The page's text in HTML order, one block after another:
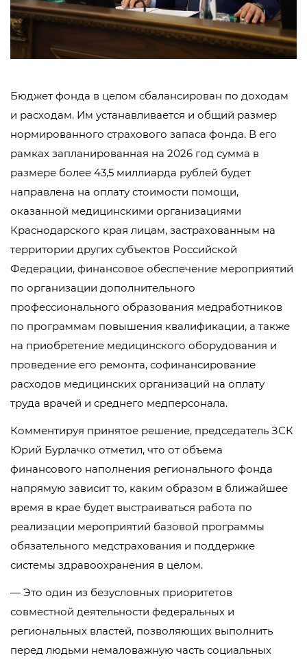
Бюджет фонда в целом сбалансирован по доходам
и расходам. Им устанавливается и общий размер
нормированного страхового запаса фонда. В его
рамках запланированная на 2026 год сумма в
размере более 43,5 миллиарда рублей будет
направлена на оплату стоимости помощи,
оказанной медицинскими организациями
Краснодарского края лицам, застрахованным на
территории других субъектов Российской
Федерации, финансовое обеспечение мероприятий
по организации дополнительного
профессионального образования медработников
по программам повышения квалификации, а также
на приобретение медицинского оборудования и
проведение его ремонта, софинансирование
расходов медицинских организаций на оплату
труда врачей и среднего медперсонала.
Комментируя принятое решение, председатель ЗСК
Юрий Бурлачко отметил, что от объема
финансового наполнения регионального фонда
напрямую зависит то, каким образом в ближайшее
время в крае будет выстраиваться работа по
реализации мероприятий базовой программы
обязательного медстрахования и поддержке
системы здравоохранения в целом.
— Это один из безусловных приоритетов
совместной деятельности федеральных и
региональных властей, позволяющих выполнить
перед людьми немаловажную часть социальных